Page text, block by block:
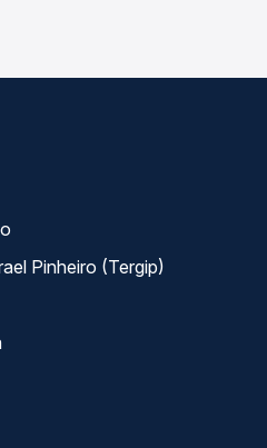
Pinheiro (Tergip)